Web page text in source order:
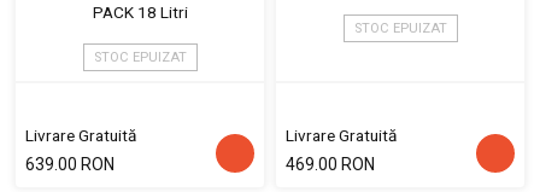
PACK 18 Litri
STOC EPUIZAT
Livrare Gratuită
639.00 RON
STOC EPUIZAT
Livrare Gratuită
469.00 RON